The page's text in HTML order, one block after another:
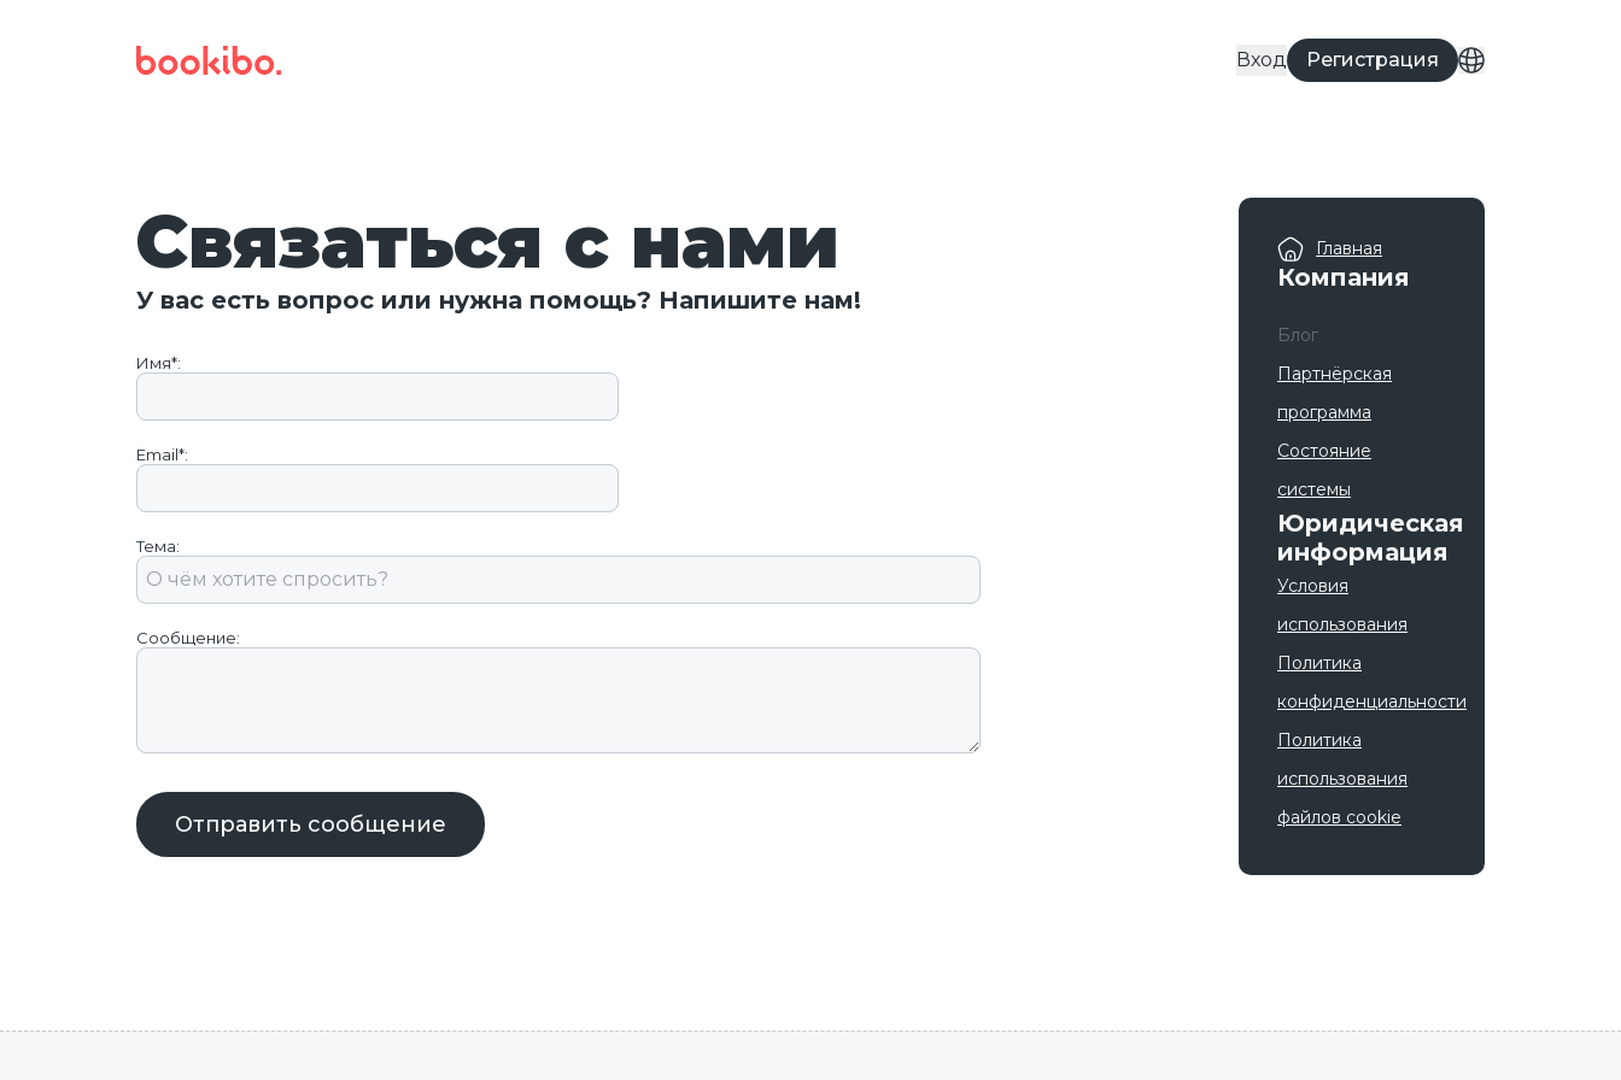
Вход Регистрация
Связаться с нами
У вас есть вопрос или нужна помощь? Напишите нам!
Имя*:
Email*:
Тема:
Сообщение:
Отправить сообщение
Главная
Компания
Блог
Партнёрская
программа
Состояние
cистемы
Юридическая
информация
Условия
использования
Политика
конфиденциальности
Политика
использования
файлов cookie